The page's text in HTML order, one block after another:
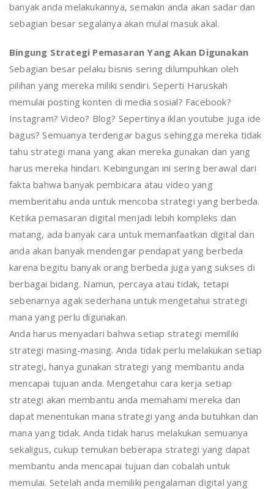
banyak anda melakukannya, semakin anda akan sadar dan
sebagian besar segalanya akan mulai masuk akal.
Bingung Strategi Pemasaran Yang Akan Digunakan
Sebagian besar pelaku bisnis sering dilumpuhkan oleh
pilihan yang mereka miliki sendiri. Seperti Haruskah
memulai posting konten di media sosial? Facebook?
Instagram? Video? Blog? Sepertinya iklan youtube juga ide
bagus? Semuanya terdengar bagus sehingga mereka tidak
tahu strategi mana yang akan mereka gunakan dan yang
harus mereka hindari. Kebingungan ini sering berawal dari
fakta bahwa banyak pembicara atau video yang
memberitahu anda untuk mencoba strategi yang berbeda.
Ketika pemasaran digital menjadi lebih kompleks dan
matang, ada banyak cara untuk memanfaatkan digital dan
anda akan banyak mendengar pendapat yang berbeda
karena begitu banyak orang berbeda juga yang sukses di
berbagai bidang. Namun, percaya atau tidak, tetapi
sebenarnya agak sederhana untuk mengetahui strategi
mana yang perlu digunakan.
Anda harus menyadari bahwa setiap strategi memiliki
strategi masing-masing. Anda tidak perlu melakukan setiap
strategi, hanya gunakan strategi yang membantu anda
mencapai tujuan anda. Mengetahui cara kerja setiap
strategi akan membantu anda memahami mereka dan
dapat menentukan mana strategi yang anda butuhkan dan
mana yang tidak. Anda tidak harus melakukan semuanya
sekaligus, cukup temukan beberapa strategi yang dapat
membantu anda mencapai tujuan dan cobalah untuk
memulai. Setelah anda memiliki pengalaman digital yang